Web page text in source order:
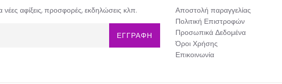
νέες αφίξεις, προσφορές, εκδηλώσεις κλπ.
ΕΓΓΡΑΦΗ
Αποστολή παραγγελίας
Πολιτική Επιστροφών
Προσωπικά Δεδομένα
Όροι Χρήσης
Επικοινωνία